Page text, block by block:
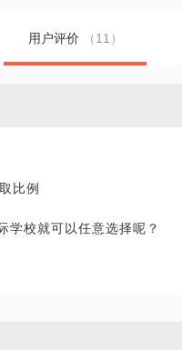
用户评价 （11）
比例
学校就可以任意选择呢？